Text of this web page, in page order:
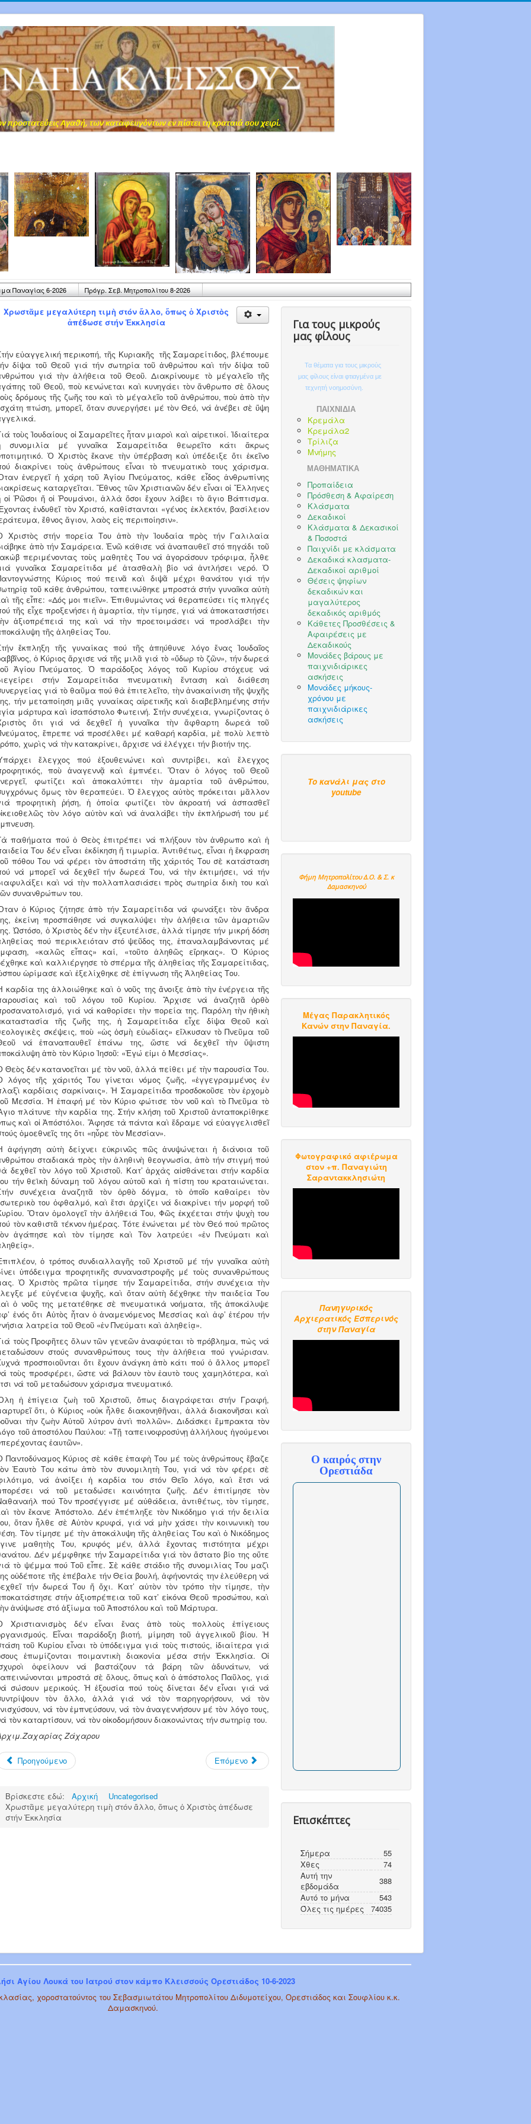
Παναγίας 6-2026 Πρόγρ. Σεβ. Μητροπολίτου 8-2026
Χρωστᾶμε μεγαλύτερη τιμὴ στόν ἄλλο, ὅπως ὁ Χριστὸς
ἀπέδωσε στήν Ἐκκλησία
εὐαγγελική περικοπή, τῆς Κυριακῆς τῆς Σαμαρείτιδος, βλέπουμε
δίψα τοῦ Θεοῦ γιά τήν σωτηρία τοῦ ἀνθρώπου καὶ τήν δίψα τοῦ
γιά τὴν ἀλήθεια τοῦ Θεοῦ. Διακρίνουμε τὸ μέγαλεῖο τῆς
τοῦ Θεοῦ, ποὺ κενώνεται καὶ κυνηγάει τὸν ἄνθρωπο σὲ ὅλους
δρόμους τῆς ζωῆς του καὶ τὸ μέγαλεῖο τοῦ ἀνθρώπου, ποὺ ἀπὸ τὴν
πτώση, μπορεῖ, ὅταν συνεργήσει μέ τὸν Θεό, νά ἀνέβει σὲ ὕψη
τοὺς Ἰουδαίους οἱ Σαμαρεῖτες ἦταν μιαροὶ καὶ αἱρετικοί. Ἰδιαίτερα
συνομιλία μέ γυναῖκα Σαμαρείτιδα θεωρεῖτο κάτι ἄκρως
Ὁ Χριστὸς ἔκανε τὴν ὑπέρβαση καὶ ὑπέδειξε ὅτι ἐκεῖνο
διακρίνει τοὺς ἀνθρώπους εἶναι τὸ πνευματικὸ τους χάρισμα.
ἐνεργεῖ ἡ χάρη τοῦ Ἁγίου Πνεύματος, κάθε εἶδος ἀνθρωπίνης
καταργεῖται. Ἔθνος τῶν Χριστιανῶν δέν εἶναι οἱ Ἕλληνες
οἱ Ῥῶσοι ἤ οἱ Ῥουμάνοι, ἀλλὰ ὅσοι ἔχουν λάβει τὸ ἅγιο Βάπτισμα.
ἐνδυθεῖ τὸν Χριστό, καθίστανται «γένος ἐκλεκτόν, βασίλειον
ἔθνος ἅγιον, λαὸς εἰς περιποίησιν».
Χριστὸς στήν πορεία Του ἀπὸ τὴν Ἰουδαία πρὸς τήν Γαλιλαία
ἀπὸ τήν Σαμάρεια. Ἐνῶ κάθισε νά ἀναπαυθεῖ στό πηγάδι τοῦ
περιμένοντας τοὺς μαθητὲς Του νά ἀγοράσουν τρόφιμα, ἦλθε
γυναῖκα Σαμαρείτιδα μέ ἀτασθαλὴ βίο νά ἀντλήσει νερό. Ὁ
Κύριος πού πεινᾶ καὶ διψᾶ μέχρι θανάτου γιά τήν
τοῦ κάθε ἀνθρώπου, ταπεινώθηκε μπροστὰ στήν γυναῖκα αὐτὴ
τῆς εἶπε: «Δός μοι πιεῖν». Ἐπιθυμώντας νά θεραπεύσει τίς πληγές
τῆς εἶχε προξενήσει ἡ ἁμαρτία, τὴν τίμησε, γιά νά ἀποκαταστήσει
ἀξιοπρέπειά της καὶ νά τὴν προετοιμάσει νά προσλάβει τὴν
τῆς ἀληθείας Του.
ἔκπληξη τῆς γυναίκας πού τῆς ἀπηύθυνε λόγο ἕνας Ἰουδαῖος
ὁ Κύριος ἄρχισε νά τῆς μιλᾶ γιά τὸ «ὕδωρ τὸ ζῶν», τήν δωρεά
Ἁγίου Πνεύματος. Ὁ παράδοξος λόγος τοῦ Κυρίου στόχευε νά
στήν Σαμαρείτιδα πνευματικὴ ἔνταση καὶ διάθεση
γιά τὸ θαῦμα πού θὰ ἐπιτελεῖτο, τὴν ἀνακαίνιση τῆς ψυχῆς
τήν μεταποίηση μιᾶς γυναίκας αἱρετικῆς καὶ διαβεβλημένης στήν
μάρτυρα καὶ ἰσαπόστολο Φωτεινή. Στήν συνέχεια, γνωρίζοντας ὁ
ὅτι γιά νά δεχθεῖ ἡ γυναῖκα τὴν ἄφθαρτη δωρεὰ τοῦ
ἔπρεπε νά προσέλθει μέ καθαρή καρδία, μὲ πολὺ λεπτὸ
χωρὶς νά τὴν κατακρίνει, ἄρχισε νά ἐλέγχει τήν βιοτήν της.
ἔλεγχος πού ἐξουθενώνει καὶ συντρίβει, καὶ ἔλεγχος
ποὺ ἀναγεννᾷ καὶ ἐμπνέει. Ὅταν ὁ λόγος τοῦ Θεοῦ
φωτίζει καὶ ἀποκαλύπτει τὴν ἁμαρτία τοῦ ἀνθρώπου,
ὅμως τὸν θεραπεύει. Ὁ ἔλεγχος αὐτὸς πρόκειται μᾶλλον
προφητικὴ ῥήση, ἡ ὁποία φωτίζει τὸν ἀκροατή νά ἀσπασθεῖ
τὸν λόγο αὐτὸν καὶ νά ἀναλάβει τὴν ἐκπλήρωσή του μέ
παθήματα πού ὁ Θεὸς ἐπιτρέπει νά πλήξουν τὸν ἀνθρωπο καὶ ἡ
Του δέν εἶναι ἐκδίκηση ἤ τιμωρία. Ἀντιθέτως, εἶναι ἡ ἔκφραση
πόθου Του νά φέρει τὸν ἀποστάτη τῆς χάριτός Του σὲ κατάσταση
νά μπορεῖ νά δεχθεῖ τήν δωρεά Του, νά τὴν ἐκτιμήσει, νά τήν
καὶ νά τὴν πολλαπλασιάσει πρὸς σωτηρία δικὴ του καὶ
συνανθρώπων του.
ὁ Κύριος ζήτησε ἀπὸ τήν Σαμαρείτιδα νά φωνάξει τὸν ἄνδρα
ἐκείνη προσπάθησε νά συγκαλύψει τὴν ἀλήθεια τῶν ἁμαρτιῶν
Ὡστόσο, ὁ Χριστὸς δέν τὴν ἐξευτέλισε, ἀλλὰ τίμησε τήν μικρή δόση
πού περικλειόταν στό ψεῦδος της, ἐπαναλαμβάνοντας μέ
«καλῶς εἶπας» καί, «τοῦτο ἀληθῶς εἴρηκας». Ὁ Κύριος
καὶ καλλιέργησε τὸ σπέρμα τῆς ἀληθείας τῆς Σαμαρείτιδας,
ὡρίμασε καὶ ἐξελίχθηκε σὲ ἐπίγνωση τῆς Ἀληθείας Του.
καρδία της ἀλλοιώθηκε καὶ ὁ νοῦς της ἄνοιξε ἀπὸ τὴν ἐνέργεια τῆς
καὶ τοῦ λόγου τοῦ Κυρίου. Ἄρχισε νά ἀναζητᾶ ὀρθὸ
γιά νά καθορίσει τὴν πορεία της. Παρόλη τὴν ἠθικὴ
τῆς ζωῆς της, ἡ Σαμαρείτιδα εἶχε δίψα Θεοῦ καὶ
σκέψεις, ποὺ «ὡς ὀσμὴ εὐωδίας» εἵλκυσαν τὸ Πνεῦμα τοῦ
νά ἐπαναπαυθεῖ ἐπάνω της, ὥστε νά δεχθεῖ τὴν ὕψιστη
ἀπὸ τὸν Κύριο Ἰησοῦ: «Ἐγώ εἰμι ὁ Μεσσίας».
Θεὸς δέν κατανοεῖται μέ τὸν νοῦ, ἀλλὰ πείθει μέ τὴν παρουσία Του.
λόγος τῆς χάριτός Του γίνεται νόμος ζωῆς, «ἐγγεγραμμένος ἐν
καρδίαις σαρκίναις». Ἡ Σαμαρείτιδα προσδοκοῦσε τὸν ἐρχομὸ
Μεσσία. Ἡ ἐπαφή μέ τὸν Κύριο φώτισε τὸν νοῦ καὶ τὸ Πνεῦμα τὸ
πλάτυνε τὴν καρδία της. Στήν κλήση τοῦ Χριστοῦ ἀνταποκρίθηκε
καὶ οἱ Ἀπόστόλοι. Ἄφησε τὰ πάντα καὶ ἔδραμε νά εὐαγγελισθεῖ
ὁμοεθνεῖς της ὅτι «ηὗρε τὸν Μεσσίαν».
ἀφήγηση αὐτὴ δείχνει εὐκρινῶς πῶς ἀνυψώνεται ἡ διάνοια τοῦ
σταδιακὰ πρὸς τὴν ἀληθινὴ θεογνωσία, ἀπὸ τήν στιγμή πού
δεχθεῖ τὸν λόγο τοῦ Χριστοῦ. Κατ’ ἀρχὰς αἰσθάνεται στήν καρδία
τήν θεϊκὴ δύναμη τοῦ λόγου αὐτοῦ καὶ ἡ πίστη του κραταιώνεται.
συνέχεια ἀναζητᾶ τὸν ὀρθὸ δόγμα, τὸ ὁποῖο καθαίρει τὸν
του ὀφθαλμό, καὶ ἔτσι ἀρχίζει νά διακρίνει τήν μορφή τοῦ
Ὅταν ὁμολογεῖ τὴν ἀλήθειά Του, Φῶς ἐκχέεται στήν ψυχὴ του
τὸν καθιστᾶ τέκνον ἡμέρας. Τότε ἐνώνεται μέ τὸν Θεό πού πρῶτος
ἀγάπησε καὶ τὸν τίμησε καὶ Τὸν λατρεύει «ἐν Πνεύματι καὶ
ὁ τρόπος συνδιαλλαγῆς τοῦ Χριστοῦ μέ τήν γυναῖκα αὐτὴ
ὑπόδειγμα προφητικῆς συναναστροφῆς μέ τοὺς συνανθρώπους
Ὁ Χριστὸς πρῶτα τίμησε τήν Σαμαρείτιδα, στήν συνέχεια τὴν
μέ εὐγένεια ψυχῆς, καὶ ὅταν αὐτὴ δέχθηκε τὴν παιδεία Του
ὁ νοῦς της μετατέθηκε σὲ πνευματικὰ νοήματα, τῆς ἀποκάλυψε
ἑνός ὅτι Αὐτὸς ἦταν ὁ ἀναμενόμενος Μεσσίας καὶ ἀφ’ ἑτέρου τήν
λατρεία τοῦ Θεοῦ «ἐν Πνεύματι καὶ ἀληθείᾳ».
τοὺς Προφῆτες ὅλων τῶν γενεῶν ἀναφύεται τὸ πρόβλημα, πὼς νά
στούς συνανθρώπους τους τὴν ἀλήθεια πού γνώρισαν.
προσποιοῦνται ὅτι ἔχουν ἀνάγκη ἀπὸ κάτι πού ὁ ἄλλος μπορεῖ
τοὺς προσφέρει, ὥστε νά βάλουν τὸν ἑαυτὸ τους χαμηλότερα, καὶ
νά τοῦ μεταδώσουν χάρισμα πνευματικό.
ἡ ἐπίγεια ζωὴ τοῦ Χριστοῦ, ὅπως διαγράφεται στήν Γραφή,
ὅτι, ὁ Κύριος «οὐκ ἦλθε διακονηθῆναι, ἀλλὰ διακονῆσαι καὶ
τὴν ζωὴν Αὐτοῦ λύτρον ἀντὶ πολλῶν». Διδάσκει ἔμπρακτα τὸν
τοῦ ἀποστόλου Παύλου: «Τῇ ταπεινοφροσύνῃ ἀλλήλους ἡγούμενοι
ἑαυτῶν».
Παντοδύναμος Κύριος σὲ κάθε ἐπαφὴ Του μέ τοὺς ἀνθρώπους ἔβαζε
Ἑαυτὸ Του κάτω ἀπὸ τὸν συνομιλητὴ Του, γιά νά τὸν φέρει σὲ
νά ἀνοίξει ἡ καρδία του στόν Θεῖο λόγο, καὶ ἔτσι νά
νά τοῦ μεταδώσει καινότητα ζωῆς. Δέν ἐπιτίμησε τὸν
πού Τὸν προσέγγισε μέ αὐθάδεια, ἀντιθέτως, τὸν τίμησε,
τὸν ἔκανε Ἀπόστολο. Δέν ἐπέπληξε τὸν Νικόδημο γιά τήν δειλία
ὅταν ἦλθε σὲ Αὐτὸν κρυφά, γιά νά μὴν χάσει τὴν κοινωνικὴ του
Τὸν τίμησε μέ τὴν ἀποκάλυψη τῆς ἀληθείας Του καὶ ὁ Νικόδημος
μαθητὴς Του, κρυφός μέν, ἀλλὰ ἔχοντας πιστότητα μέχρι
Δέν μέμφθηκε τήν Σαμαρείτιδα γιά τὸν ἄστατο βίο της οὔτε
τὸ ψέμμα πού Τοῦ εἶπε. Σὲ κάθε στάδιο τῆς συνομιλίας Του μαζὶ
οὐδέποτε τῆς ἐπέβαλε τήν Θεία βουλή, ἀφήνοντάς την ἐλεύθερη νά
τήν δωρεά Του ἤ ὄχι. Κατ’ αὐτὸν τὸν τρόπο τὴν τίμησε, τὴν
στήν ἀξιοπρέπεια τοῦ κατ’ εἰκόνα Θεοῦ προσώπου, καὶ
ἀνύψωσε στό ἀξίωμα τοῦ Ἀποστόλου καὶ τοῦ Μάρτυρα.
Χριστιανισμὸς δέν εἶναι ἕνας ἀπὸ τοὺς πολλοὺς ἐπίγειους
Εἶναι παράδοξη βιοτή, μίμηση τοῦ ἀγγελικοῦ βίου. Ἡ
τοῦ Κυρίου εἶναι τὸ ὑπόδειγμα γιά τοὺς πιστούς, ἰδιαίτερα γιά
ἐπωμίζονται ποιμαντικὴ διακονία μέσα στήν Ἐκκλησία. Οἱ
ὀφείλουν νά βαστάζουν τὰ βάρη τῶν ἀδυνάτων, νά
μπροστὰ σὲ ὅλους, ὅπως καὶ ὁ ἀπόστολος Παῦλος, γιά
σώσουν μερικούς. Ἡ ἐξουσία πού τοὺς δίνεται δέν εἶναι γιά νά
τὸν ἄλλο, ἀλλὰ γιά νά τὸν παρηγορήσουν, νά τὸν
νά τὸν ἐμπνεύσουν, νά τὸν ἀναγεννήσουν μέ τὸν λόγο τους,
τὸν καταρτίσουν, νά τὸν οἰκοδομήσουν διακονώντας τήν σωτηρίᾳ του.
Ζάχαρου
Προηγούμενο Επόμενο
Βρίσκεστε εδώ: Αρχική
Uncategorised
Χρωστᾶμε μεγαλύτερη τιμὴ στόν ἄλλο, ὅπως ὁ Χριστὸς ἀπέδωσε
στήν Ἐκκλησία
Για τους μικρούς
μας φίλους
Τα θέματα για τους μικρούς
μας φίλους είναι φτιαγμένα με
τεχνητή νοημοσύνη.
ΠΑΙΧΝΙΔΙΑ
Κρεμάλα
Κρεμάλα2
Τρίλιζα
Μνήμης
ΜΑΘΗΜΑΤΙΚΑ
Προπαίδεια
Πρόσθεση & Αφαίρεση
Κλάσματα
Δεκαδικοί
Κλάσματα & Δεκασικοί
& Ποσοστά
Παιχνίδι με κλάσματα
Δεκαδικά κλασματα-
Δεκαδικοί αριθμοί
Θέσεις ψηφίων
δεκαδικών και
μαγαλύτερος
δεκαδικός αριθμός
Κάθετες Προσθέσεις &
Αφαιρέσεις με
Δεκαδικούς
Μονάδες βάρους με
παιχνιδιάρικες
ασκήσεις
Μονάδες μήκους-
χρόνου με
παιχνιδιάρικες
ασκήσεις
Το κανάλι μας στο
youtube
Φήμη Μητροπολίτου Δ.Ο. & Σ. κ
Δαμασκηνού
Μέγας Παρακλητικός
Κανών στην Παναγία.
Φωτογραφικό αφιέρωμα
στον +π. Παναγιώτη
Σαραντακκλησιώτη
Πανηγυρικός
Αρχιερατικός Εσπερινός
στην Παναγία
Ο καιρός στην
Ορεστιάδα
Επισκέπτες
Σήμερα
55
Χθες
74
Αυτή την
εβδομάδα
388
Αυτό το μήνα
543
Όλες τις ημέρες
74035
Αγίου Λουκά του Ιατρού στον κάμπο Κλεισσούς Ορεστιάδος 10-6-2023
χοροστατούντος του Σεβασμιωτάτου Μητροπολίτου Διδυμοτείχου, Ορεστιάδος και Σουφλίου κ.κ.
Δαμασκηνού.